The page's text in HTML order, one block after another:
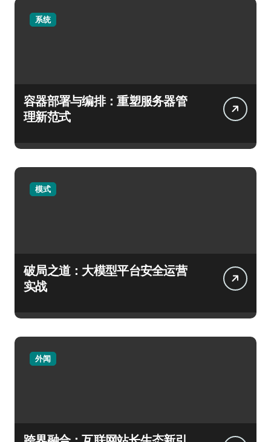
系统
容器部署与编排：重塑服务器管
理新范式
模式
破局之道：大模型平台安全运营
实战
外闻